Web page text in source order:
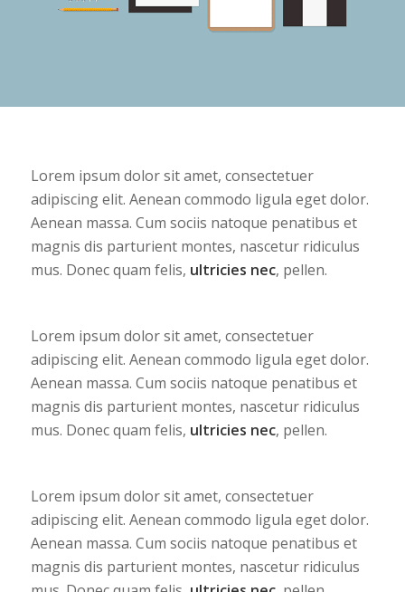
Lorem ipsum dolor sit amet, consectetuer
adipiscing elit. Aenean commodo ligula eget dolor.
Aenean massa. Cum sociis natoque penatibus et
magnis dis parturient montes, nascetur ridiculus
mus. Donec quam felis, ultricies nec, pellen.
Lorem ipsum dolor sit amet, consectetuer
adipiscing elit. Aenean commodo ligula eget dolor.
Aenean massa. Cum sociis natoque penatibus et
magnis dis parturient montes, nascetur ridiculus
mus. Donec quam felis, ultricies nec, pellen.
Lorem ipsum dolor sit amet, consectetuer
adipiscing elit. Aenean commodo ligula eget dolor.
Aenean massa. Cum sociis natoque penatibus et
magnis dis parturient montes, nascetur ridiculus